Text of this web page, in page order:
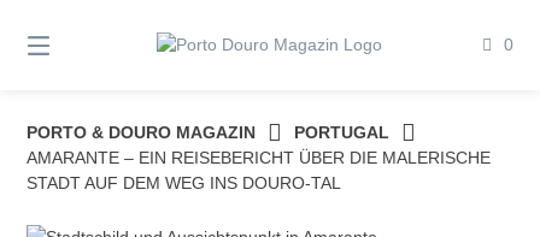
zum
Inhalt
0
PORTO & DOURO MAGAZIN
PORTUGAL
AMARANTE – EIN REISEBERICHT ÜBER DIE MALERISCHE
STADT AUF DEM WEG INS DOURO-TAL